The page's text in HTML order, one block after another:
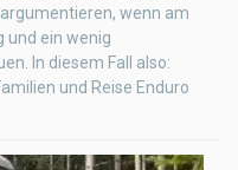
wenn am
und ein wenig
In diesem Fall also:
und Reise Enduro